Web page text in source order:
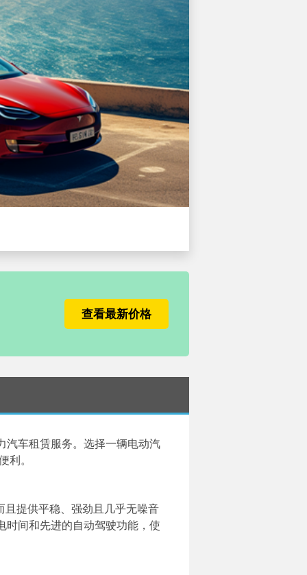
查看最新价格
汽车租赁服务。选择一辆电动汽
利。
提供平稳、强劲且几乎无噪音
时间和先进的自动驾驶功能，使